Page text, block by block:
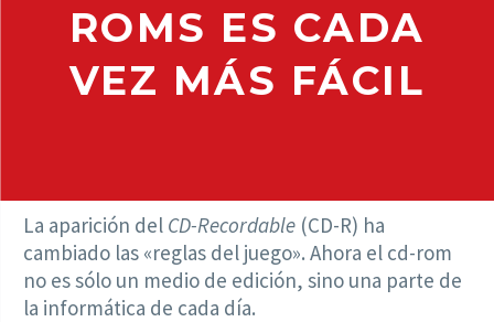
ROMS ES CADA
VEZ MÁS FÁCIL
La aparición del CD-Recordable (CD-R) ha
cambiado las «reglas del juego». Ahora el cd-rom
no es sólo un medio de edición, sino una parte de
la informática de cada día.